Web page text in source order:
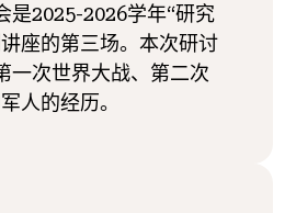
是2025-2026学年“研究
座的第三场。本次研讨
一次世界大战、第二次
人的经历。